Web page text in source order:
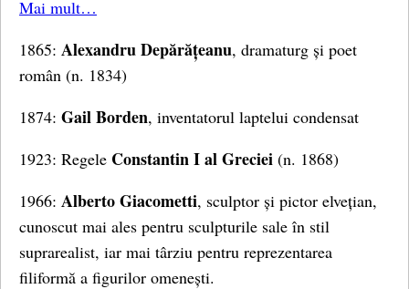
Mai mult…
1865: Alexandru Depărățeanu, dramaturg și poet
român (n. 1834)
1874: Gail Borden, inventatorul laptelui condensat
1923: Regele Constantin I al Greciei (n. 1868)
1966: Alberto Giacometti, sculptor și pictor elvețian,
cunoscut mai ales pentru sculpturile sale în stil
suprarealist, iar mai târziu pentru reprezentarea
filiformă a figurilor omenești.